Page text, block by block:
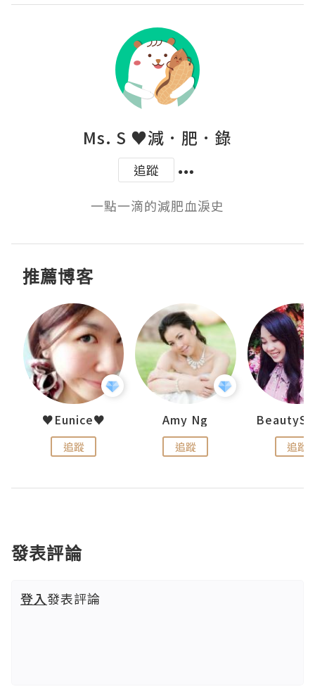
Ms. S ♥減．肥．錄
追蹤
一點一滴的減肥血淚史
推薦博客
♥Eunice♥
追蹤
Amy Ng
追蹤 追蹤
發表評論
登入發表評論